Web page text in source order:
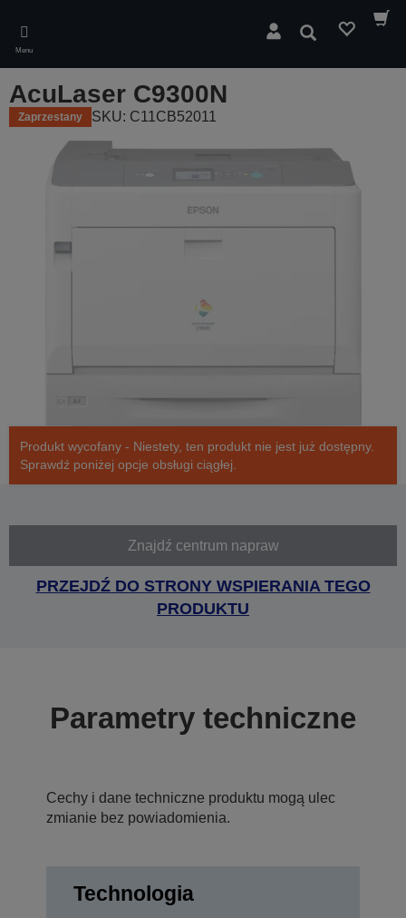
main
content
Menu
Wyszukaj
AcuLaser C9300N
Zaprzestany SKU: C11CB52011
Produkt wycofany - Niestety, ten produkt nie jest już dostępny.
Sprawdź poniżej opcje obsługi ciągłej.
Znajdź centrum napraw
PRZEJDŹ DO STRONY WSPIERANIA TEGO
PRODUKTU
Parametry techniczne
Cechy i dane techniczne produktu mogą ulec
zmianie bez powiadomienia.
Technologia